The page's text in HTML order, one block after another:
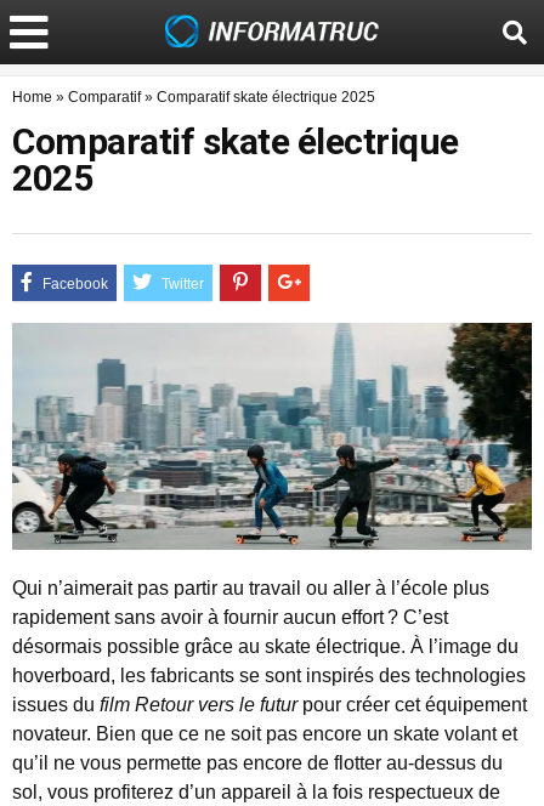
Home » Comparatif» Comparatif skate électrique 2025
Comparatif skate électrique
2025
Qui n’aimerait pas partir au travail ou aller à l’école plus
rapidement sans avoir à fournir aucun effort ? C’est
désormais possible grâce au skate électrique. À l’image du
hoverboard, les fabricants se sont inspirés des technologies
issues du film Retour vers le futurpour créer cet équipement
novateur. Bien que ce ne soit pas encore un skate volant et
qu’il ne vous permette pas encore de flotter au-dessus du
sol, vous profiterez d’un appareil à la fois respectueux de